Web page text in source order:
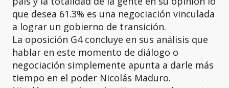
que desea 61.3% es una negociación vinculada
a lograr un gobierno de transición.
La oposición G4 concluye en sus análisis que
hablar en este momento de diálogo o
negociación simplemente apunta a darle más
tiempo en el poder Nicolás Maduro.